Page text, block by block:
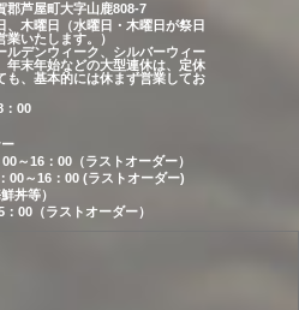
郡芦屋町大字山鹿808-7
、木曜日（水曜日・木曜日が祭日
業いたします。）
ルデンウィーク、シルバーウィー
年末年始などの大型連休は、定休
も、基本的には休まず営業してお
：00
～16：00（ラストオーダー）
00～16：00 (ラストオーダー)
丼等）
00（ラストオーダー）